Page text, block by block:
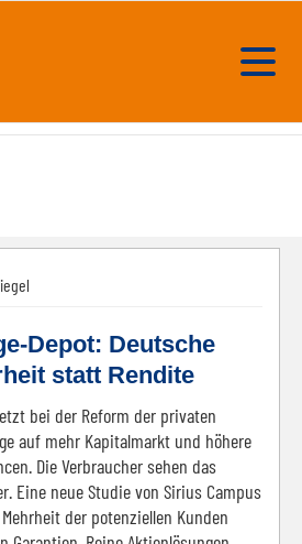
Depot: Deutsche
statt Rendite
bei der Reform der privaten
auf mehr Kapitalmarkt und höhere
Die Verbraucher sehen das
Eine neue Studie von Sirius Campus
der potenziellen Kunden